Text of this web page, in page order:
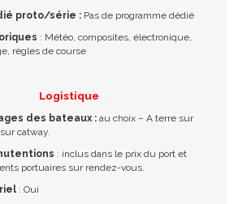
proto/série : Pas de programme dédié
: Météo, composites, électronique,
règles de course
Logistique
des bateaux : au choix – A terre sur
catway.
: inclus dans le prix du port et
portuaires sur rendez-vous.
: Oui